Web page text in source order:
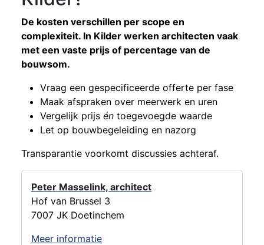
De kosten verschillen per scope en
complexiteit. In Kilder werken architecten vaak
met een vaste prijs of percentage van de
bouwsom.
Vraag een gespecificeerde offerte per fase
Maak afspraken over meerwerk en uren
Vergelijk prijs én toegevoegde waarde
Let op bouwbegeleiding en nazorg
Transparantie voorkomt discussies achteraf.
Peter Masselink, architect
Hof van Brussel 3
7007 JK Doetinchem
Meer informatie